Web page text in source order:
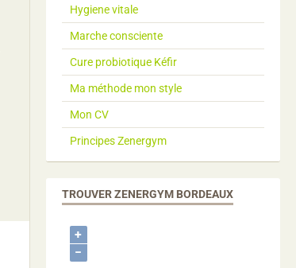
Hygiene vitale
Marche consciente
Cure probiotique Kéfir
Ma méthode mon style
Mon CV
Principes Zenergym
TROUVER ZENERGYM BORDEAUX
+
−